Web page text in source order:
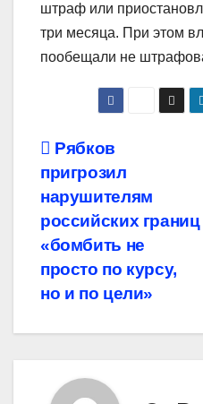
штраф или
три месяца. При этом
пообещали не
Навигация
по
записям
Рябков
пригрозил
нарушителям
российских границ
«бомбить не
просто по курсу,
но и по цели»